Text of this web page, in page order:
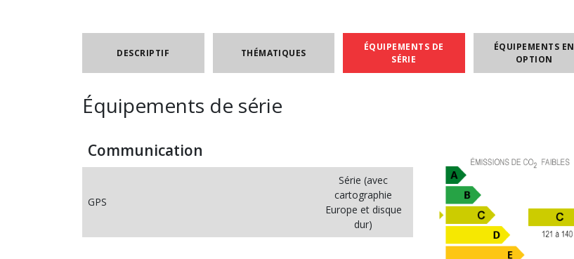
DESCRIPTIF THÉMATIQUES
ÉQUIPEMENTS DE
SÉRIE
ÉQUIPEMENTS EN
OPTION
Équipements de série
Communication
GPS
Série (avec
cartographie
Europe et disque
dur)